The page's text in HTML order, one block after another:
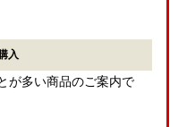
入
が多い商品のご案内で